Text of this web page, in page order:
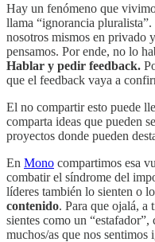
Hay un fenómeno que
llama “ignorancia
nosotros mismos en privado
pensamos. Por ende, no lo
Hablar y pedir feedback.
que el feedback vaya a
El no compartir esto puede
comparta ideas que pueden
proyectos donde pueden
En Mono compartimos esa
combatir el síndrome del
líderes también lo sienten o
contenido. Para que ojalá, a
sientes como un
muchos/as que nos sentimos